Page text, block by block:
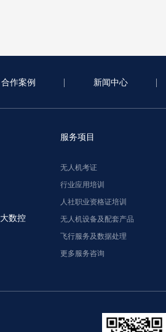
合作案例 新闻中心
数控
服务项目
无人机考证
行业应用培训
人社职业资格证培训
无人机设备及配套产品
飞行服务及数据处理
更多服务咨询